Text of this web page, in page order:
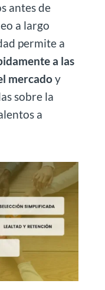
antes de
a largo
permite a
a las
mercadoy
sobre la
a